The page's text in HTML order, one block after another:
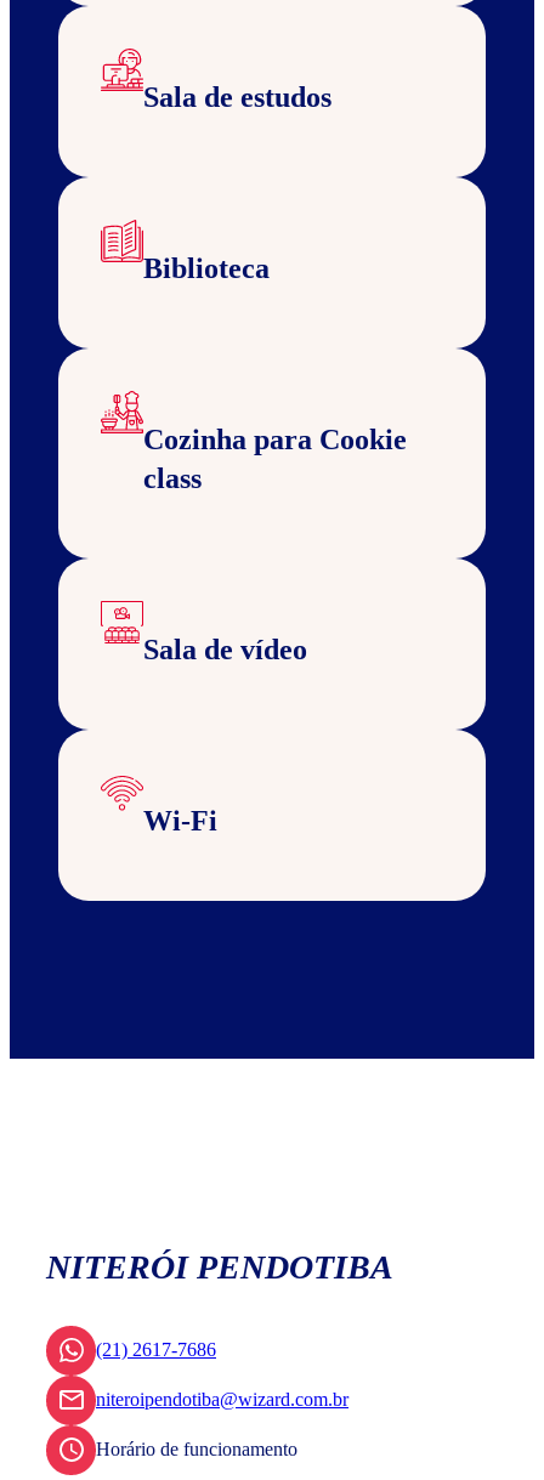
Sala de estudos
Biblioteca
Cozinha para Cookie
class
Sala de vídeo
Wi-Fi
NITERÓI PENDOTIBA
(21) 2617-7686
niteroipendotiba@wizard.com.br
Horário de funcionamento